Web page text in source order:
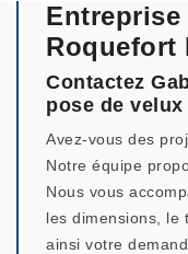
Roquefort
Contactez
pose de
Avez-vous des
Notre équipe
Nous vous
les dimensions, le
ainsi votre